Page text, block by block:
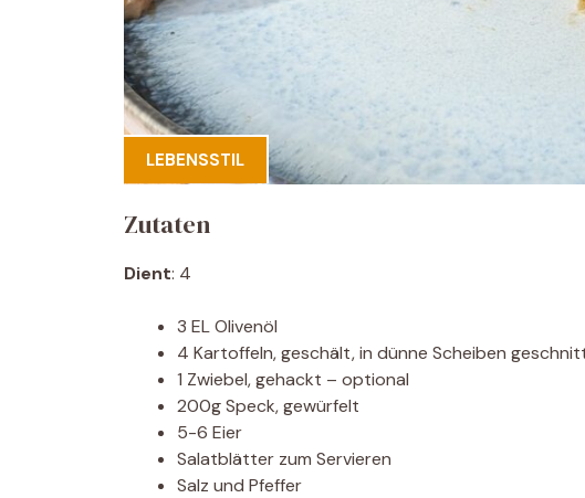
LEBENSSTIL
Zutaten
Dient: 4
3 EL Olivenöl
4 Kartoffeln, geschält, in dünne Scheiben
1 Zwiebel, gehackt – optional
200g Speck, gewürfelt
5-6 Eier
Salatblätter zum Servieren
Salz und Pfeffer